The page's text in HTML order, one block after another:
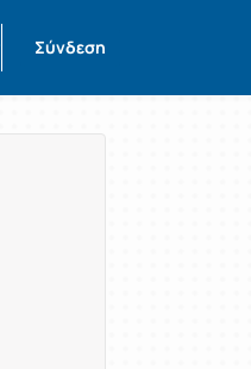
Σύνδεση